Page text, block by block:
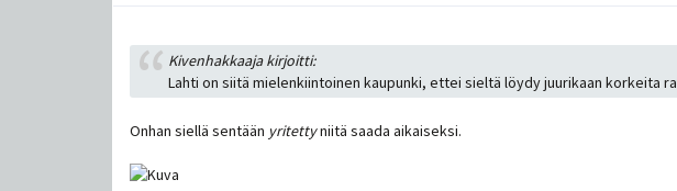
Kivenhakkaaja kirjoitti:
Lahti on siitä mielenkiintoinen kaupunki, ettei sieltä löydy juurikaan korkeita
Onhan siellä sentään yritettyniitä saada aikaiseksi.